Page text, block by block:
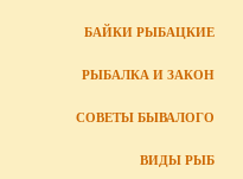
БАЙКИ РЫБАЦКИЕ
РЫБАЛКА И ЗАКОН
СОВЕТЫ БЫВАЛОГО
ВИДЫ РЫБ